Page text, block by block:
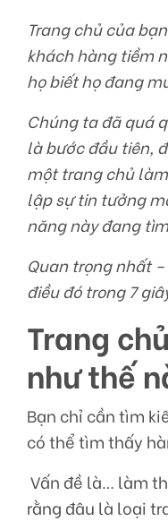
Trang chủ của
khách hàng tiềm
họ biết họ đang
Chúng ta đã quá
là bước đầu tiên,
một trang chủ
lập sự tin tưởng
năng này đang
Quan trọng nhất
điều đó trong 7
Trang
như thế
Bạn chỉ cần tìm
có thể tìm thấy
Vấn đề là… làm
rằng đâu là loại